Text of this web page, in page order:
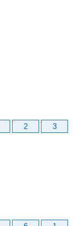
2
3